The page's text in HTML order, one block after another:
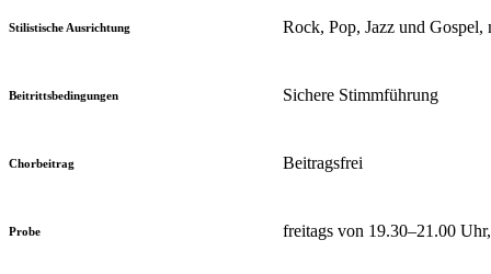
Stilistische Ausrichtung Rock, Pop, Jazz und
Beitrittsbedingungen Sichere Stimmführung
Chorbeitrag Beitragsfrei
Probe freitags von 19.30–21.00